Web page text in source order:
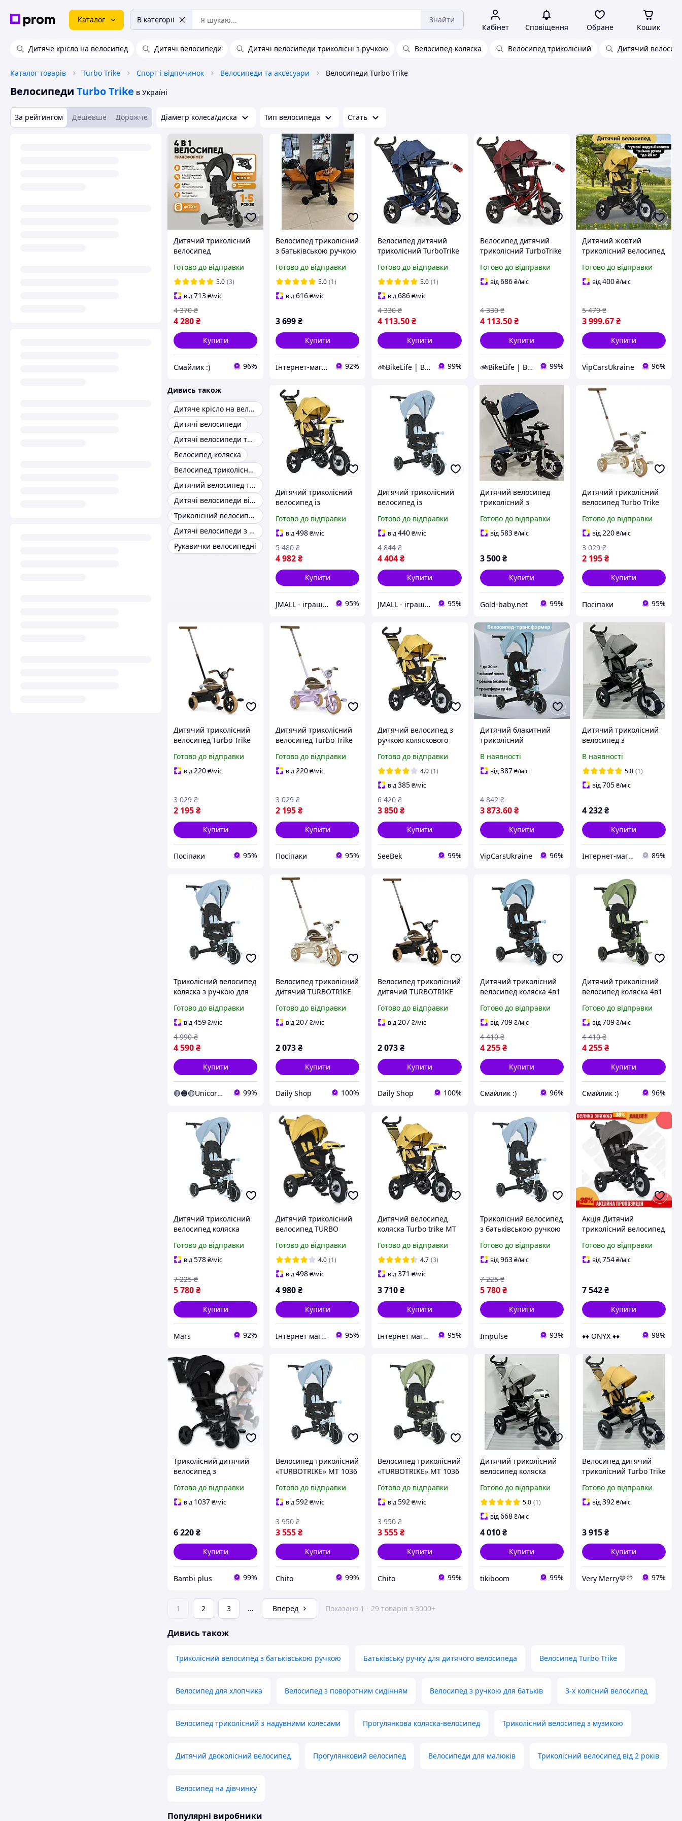
Каталог В категорії Знайти
Кабінет Сповіщення Обране Кошик
Дитяче крісло на велосипед Дитячі велосипеди Дитячі велосипеди триколісні з ручкою Велосипед-коляска Велосипед триколісний Дитячий
Каталог товарів Turbo Trike Спорт і відпочинок Велосипеди та аксесуари Велосипеди Turbo Trike
Велосипеди Turbo Trike в Україні
За рейтингом Дешевше Дорожче Діаметр колеса/диска Тип велосипеда Стать
Дитячий триколісний
велосипед
ручкою і козирком,
велосипед-коляска від
1 року TURBO TRIKE
1036 black складний
Готово до відправки
5.0 (3)
від713₴/міс
4 280₴
4 370 ₴
Купити
Смайлик :) 96%
Велосипед триколісний
з батьківською ручкою
black
Готово до відправки
5.0 (1)
від616₴/міс
3 699₴
Купити
Інтернет-магазин дитячих товарів та товарів для дому "Твій Кіндер" 92%
Велосипед дитячий
триколісний TurboTrike
usb, mp3, BT, світло,
колеса надувні, синій
Готово до відправки
5.0 (1)
від686₴/міс
4 113.50₴
4 330 ₴
Купити
🚲BikeLife | Велосипеди, запчастини, аксесуари та інструменти для них 99%
Велосипед дитячий
триколісний TurboTrike
usb, mp3, BT, світло,
колеса надувні,
Готово до відправки
від686 ₴/міс
4 113.50 ₴
4 330 ₴
Купити
🚲BikeLife | Велосипеди, запчастини, аксесуари та інструменти для них 99%
Дитячий жовтий
триколісний велосипед
надувними колесами, з
регулюючим сидінням
Готово до відправки
від400₴/міс
3 999.67₴
5 479 ₴
Купити
VipCarsUkraine 96%
Дивись також
Дитяче крісло на велосипед
Дитячі велосипеди
Дитячі велосипеди триколісні з ручкою
Велосипед-коляска
Велосипед триколісний
Дитячий велосипед триколісний
Дитячі велосипеди від 1 року з ручкою
Триколісний велосипед трансформер
Дитячі велосипеди з ручкою
Рукавички велосипедні
Дитячий триколісний
велосипед із
та пультом керування
1-3 роки Turbo Trike
Жовтий
Готово до відправки
від498₴/міс
4 982₴
5 480 ₴
Купити
JMALL - іграшки та товари для детей 95%
Дитячий триколісний
велосипед із
Трансформер 4 в 1
Складаний 1-5 років
Turbo Trike Блакитний
Готово до відправки
від440₴/міс
4 404₴
4 844 ₴
Купити
JMALL - іграшки та товари для детей 95%
Дитячий велосипед
триколісний з
Best Trike 6088F-702-44
Колір синій
Готово до відправки
від583 ₴/міс
3 500 ₴
Купити
Gold-baby.net 99%
Дитячий триколісний
велосипед Turbo Trike
колеса EVA, музичні і
світлові ефекти
Готово до відправки
від220₴/міс
2 195₴
3 029 ₴
Купити
Посіпаки 95%
Дитячий триколісний
велосипед Turbo Trike
EVA, музичні і світлові
ефекти
Готово до відправки
від 220₴/міс
2 195₴
3 029 ₴
Купити
Посіпаки 95%
Дитячий триколісний
велосипед Turbo Trike
EVA, музичні і світлові
ефекти
Готово до відправки
від220₴/міс
2 195₴
3 029 ₴
Купити
Посіпаки 95%
Дитячий велосипед з
ручкою коляскового
1006-10
Готово до відправки
4.0 (1)
від385₴/міс
3 850₴
6 420 ₴
Купити
SeeBek 99%
Дитячий блакитний
триколісний
трансформер 4 в 1
Turbo Trike, з EVA
30 кг
В наявності
від387 ₴/міс
3 873.60 ₴
4 842 ₴
Купити
VipCarsUkraine 96%
Дитячий триколісний
велосипед з
TURBOTRIKE MT 1006, 5
кольорів
В наявності
5.0 (1)
від705₴/міс
4 232₴
Купити
Інтернет-магазин "Маленький Гонщик" 89%
Триколісний велосипед
коляска з ручкою для
1036 Blue блакитний
Готово до відправки
від459₴/міс
4 590₴
4 990 ₴
Купити
🔴🟠🟡Unicorn🟢🔵🟣 99%
Велосипед триколісний
дитячий TURBOTRIKE
батьківська ручка,
фара, музика, бежевий
Готово до відправки
від207₴/міс
2 073₴
Купити
Daily Shop 100%
Велосипед триколісний
дитячий TURBOTRIKE
батьківська ручка,
фара, музика, чорний
Готово до відправки
від207₴/міс
2 073₴
Купити
Daily Shop 100%
Дитячий триколісний
велосипед коляска 4в1
блакитний
Готово до відправки
від709 ₴/міс
4 255 ₴
4 410 ₴
Купити
Смайлик :) 96%
Дитячий триколісний
велосипед коляска 4в1
green , зелений
Готово до відправки
від709₴/міс
4 255₴
4 410 ₴
Купити
Смайлик :) 96%
Дитячий триколісний
велосипед коляска
блакитний
Готово до відправки
від578₴/міс
5 780₴
7 225 ₴
Купити
Mars 92%
Дитячий триколісний
велосипед TURBO
жовтий, рама сталева,
сидіння поворотне
360°, світловими та
музичними
Готово до відправки
4.0 (1)
від498₴/міс
4 980₴
Купити
Інтернет магазин дитячих товарів Sophie-shop 95%
Дитячий велосипед
коляска Turbo trike MT
фара, USB, Bluetooth-
колонка, пульт, жовтий
Готово до відправки
4.7 (3)
від371 ₴/міс
3 710₴
Купити
Інтернет магазин дитячих товарів Sophie-shop 95%
Триколісний велосипед
з батьківською ручкою
MT 1036 blue
Готово до відправки
від963 ₴/міс
5 780 ₴
7 225 ₴
Купити
Impulse 93%
Акція Дитячий
триколісний велосипед
з дахом та
батьківською ручкою
Готово до відправки
від754₴/міс
7 542₴
Купити
♦♦ ONYX ♦♦ 98%
Триколісний дитячий
велосипед з
та поворотом сидіння
Turbo Trike MT 1055
Готово до відправки
від 1037₴/міс
6 220₴
Купити
Bambi plus 99%
Велосипед триколісний
«TURBOTRIKE» MT 1036
складний
Готово до відправки
від592₴/міс
3 555₴
3 950 ₴
Купити
Chito 99%
Велосипед триколісний
«TURBOTRIKE» MT 1036
1 складний
Готово до відправки
від592₴/міс
3 555₴
3 950 ₴
Купити
Chito 99%
Дитячий триколісний
велосипед коляска
з батьківською ручкою
Світло-сірий
Готово до відправки
5.0 (1)
від668 ₴/міс
4 010 ₴
Купити
tikiboom 99%
Велосипед дитячий
триколісний Turbo Trike
Готово до відправки
від392₴/міс
3 915₴
Купити
Very Merry💙💛 97%
1 2 3 ... Вперед Показано 1 - 29 товарів з 3000+
Дивись також
Триколісний велосипед з батьківською ручкою Батьківську ручку для дитячого велосипеда Велосипед Turbo Trike
Велосипед для хлопчика Велосипед з поворотним сидінням Велосипед з ручкою для батьків 3-х колісний велосипед
Велосипед триколісний з надувними колесами Прогулянкова коляска-велосипед Триколісний велосипед з музикою
Дитячий двоколісний велосипед Прогулянковий велосипед Велосипеди для малюків Триколісний велосипед від 2 років
Велосипед на дівчинку
Популярні виробники